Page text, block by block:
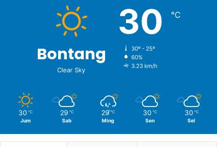
Bontang
Clear Sky
30 ℃
30º - 25º
60%
3.23 km/h
30 ℃
Jum
29 ℃
Sab
29 ℃
Ming
30 ℃
Sen
30 ℃
Sel